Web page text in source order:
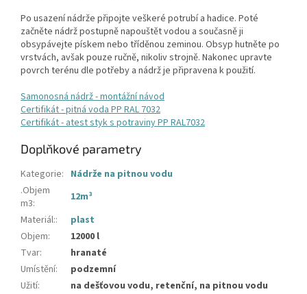
Po usazení nádrže připojte veškeré potrubí a hadice. Poté
začněte nádrž postupně napouštět vodou a současně ji
obsypávejte pískem nebo tříděnou zeminou. Obsyp hutněte po
vrstvách, avšak pouze ručně, nikoliv strojně. Nakonec upravte
povrch terénu dle potřeby a nádrž je připravena k použití.
Samonosná nádrž - montážní návod
Certifikát - pitná voda PP RAL 7032
Certifikát - atest styk s potraviny PP RAL7032
Doplňkové parametry
Kategorie: Nádrže na pitnou vodu
.Objem
m3:
12m³
Materiál::
plast
Objem:
12000 l
Tvar:
hranaté
Umístění:
podzemní
Užití:
na dešťovou vodu, retenční, na pitnou vodu